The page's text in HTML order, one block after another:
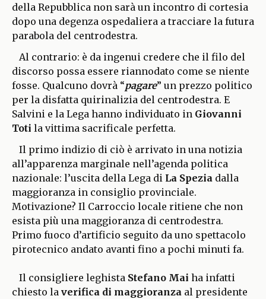
della Repubblica non sarà un incontro di cortesia
dopo una degenza ospedaliera a tracciare la futura
parabola del centrodestra.
Al contrario: è da ingenui credere che il filo del
discorso possa essere riannodato come se niente
fosse. Qualcuno dovrà “pagare” un prezzo politico
per la disfatta quirinalizia del centrodestra. E
Salvini e la Lega hanno individuato in Giovanni
Toti la vittima sacrificale perfetta.
Il primo indizio di ciò è arrivato in una notizia
all’apparenza marginale nell’agenda politica
nazionale: l’uscita della Lega di La Spezia dalla
maggioranza in consiglio provinciale.
Motivazione? Il Carroccio locale ritiene che non
esista più una maggioranza di centrodestra.
Primo fuoco d’artificio seguito da uno spettacolo
pirotecnico andato avanti fino a pochi minuti fa.
Il consigliere leghista Stefano Mai ha infatti
chiesto la verifica di maggioranza al presidente